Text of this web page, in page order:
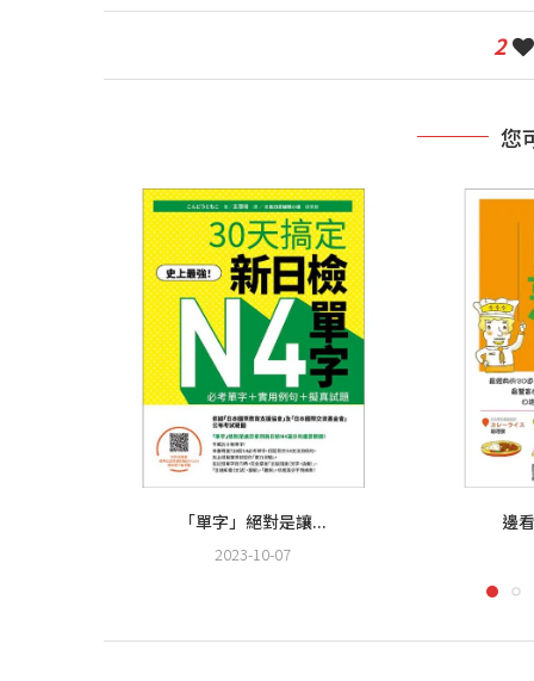
2
您
「單字」絕對是讓...
2023-10-07
邊